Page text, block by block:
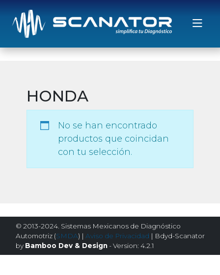
Saltar al contenido
HONDA
No se han encontrado
productos que coincidan
con tu selección.
© 2013-2024. Sistemas Mexicanos de Diagnóstico
Automotriz (SMDA) | Aviso de Privacidad | Bdyd-Scanator
by Bamboo Dev & Design- Version: 4.2.1